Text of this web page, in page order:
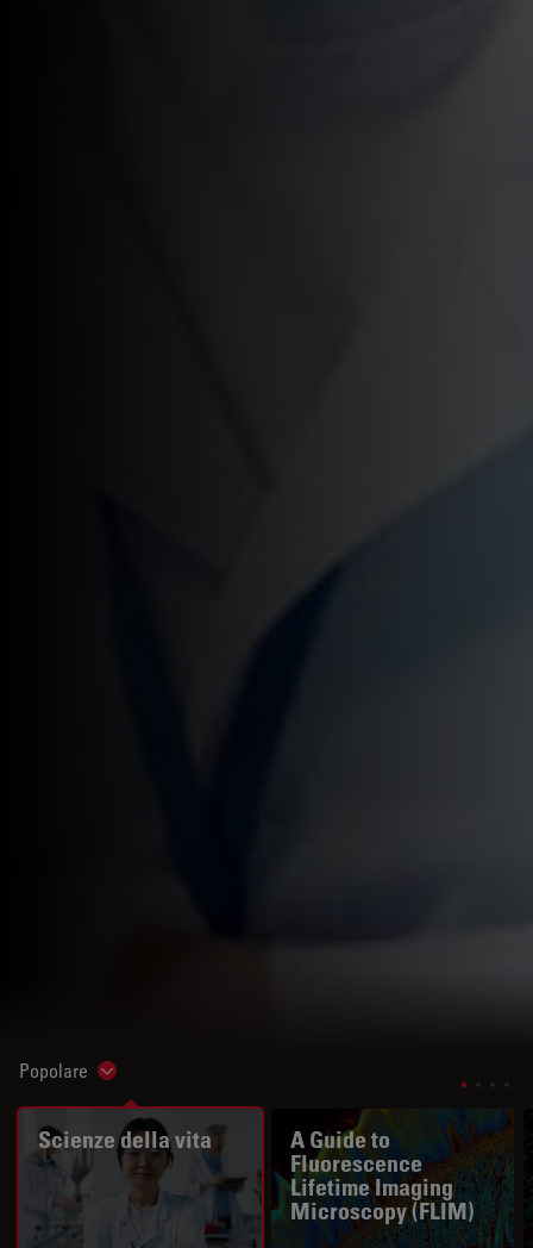
Popolare Show subnavigation
Scienze della vita
A Guide to
Fluorescence
Lifetime Imaging
Microscopy (FLIM)